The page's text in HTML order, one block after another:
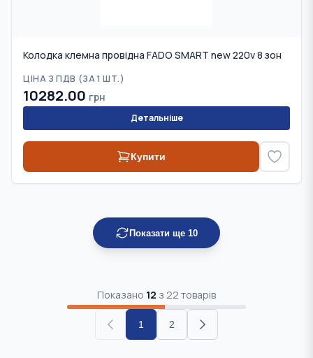
Колодка клемна провідна FADO SMART new 220v 8 зон
ЦІНА З ПДВ (ЗА 1 ШТ.)
10282.00 грн
Детальніше
Купити
Показати ще 10
Показано 12 з 22 товарів
1 2